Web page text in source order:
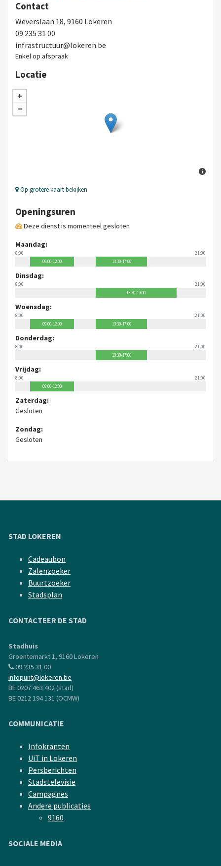
Contact
Weverslaan 18, 9160 Lokeren
09 235 31 00
infrastructuur@lokeren.be
Enkel op afspraak
Locatie
Op grotere kaart bekijken
Openingsuren
Deze dienst is momenteel gesloten
Maandag:
8:00 21:00
09:00-12:00 13:30-17:00
Dinsdag:
8:00 21:00
13:30-19:00
Woensdag:
8:00 21:00
09:00-12:00 13:30-17:00
Donderdag:
8:00 21:00
13:30-17:00
Vrijdag:
8:00 21:00
09:00-12:00
Zaterdag:
Gesloten
Zondag:
Gesloten
STAD LOKEREN
Cadeaubon
Zalenzoeker
Buurtzoeker
Stadsplan
CONTACTEER DE STAD
Stadhuis
Groentemarkt 1, 9160 Lokeren
09 235 31 00
infopunt@lokeren.be
BE 0207 463 402 (stad)
BE 0212 194 131 (OCMW)
COMMUNICATIE
Infokranten
UiT in Lokeren
Persberichten
Stadstelevisie
Campagnes
Andere publicaties
9160
SOCIALE MEDIA